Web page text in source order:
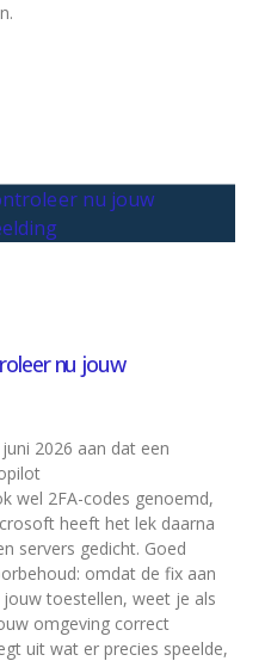
nu jouw
2026 aan dat een
wel 2FA-codes genoemd,
heeft het lek daarna
servers gedicht. Goed
omdat de fix aan
toestellen, weet je als
omgeving correct
uit wat er precies speelde,